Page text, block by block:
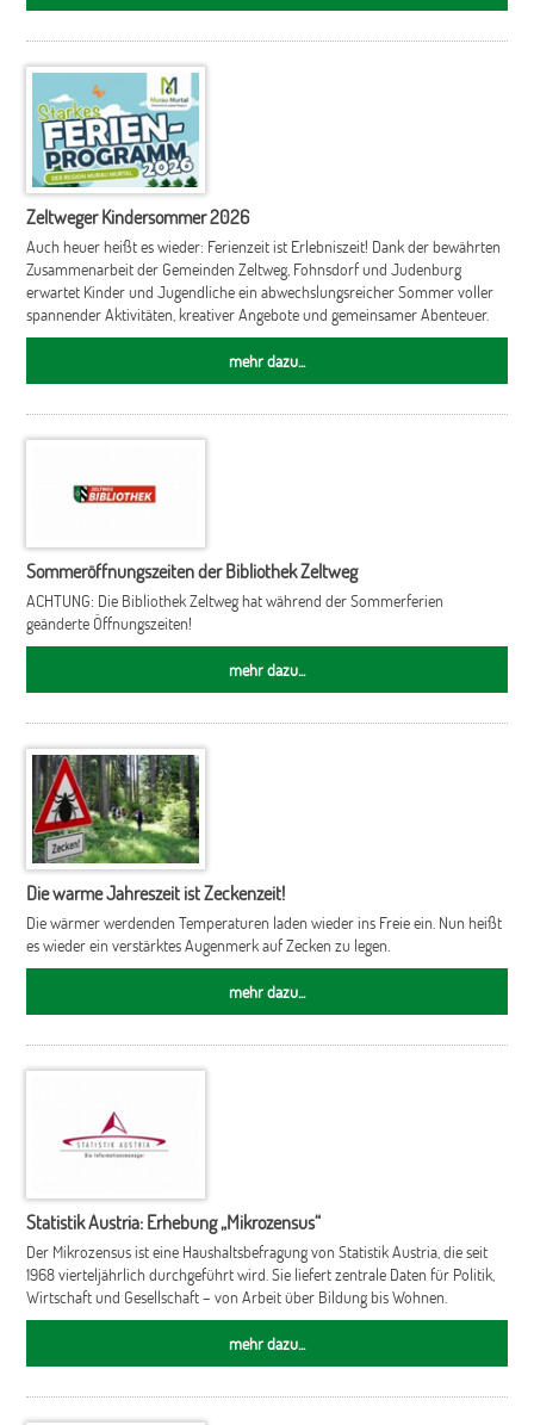
Zeltweger Kindersommer 2026
Auch heuer heißt es wieder: Ferienzeit ist Erlebniszeit! Dank der bewährten
Zusammenarbeit der Gemeinden Zeltweg, Fohnsdorf und Judenburg
erwartet Kinder und Jugendliche ein abwechslungsreicher Sommer voller
spannender Aktivitäten, kreativer Angebote und gemeinsamer Abenteuer.
mehr dazu...
Sommeröffnungszeiten der Bibliothek Zeltweg
ACHTUNG: Die Bibliothek Zeltweg hat während der Sommerferien
geänderte Öffnungszeiten!
mehr dazu...
Die warme Jahreszeit ist Zeckenzeit!
Die wärmer werdenden Temperaturen laden wieder ins Freie ein. Nun heißt
es wieder ein verstärktes Augenmerk auf Zecken zu legen.
mehr dazu...
Statistik Austria: Erhebung „Mikrozensus“
Der Mikrozensus ist eine Haushaltsbefragung von Statistik Austria, die seit
1968 vierteljährlich durchgeführt wird. Sie liefert zentrale Daten für Politik,
Wirtschaft und Gesellschaft – von Arbeit über Bildung bis Wohnen.
mehr dazu...